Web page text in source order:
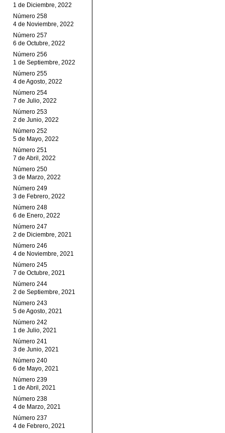
1 de Diciembre, 2022
Número 258
4 de Noviembre, 2022
Número 257
6 de Octubre, 2022
Número 256
1 de Septiembre, 2022
Número 255
4 de Agosto, 2022
Número 254
7 de Julio, 2022
Número 253
2 de Junio, 2022
Número 252
5 de Mayo, 2022
Número 251
7 de Abril, 2022
Número 250
3 de Marzo, 2022
Número 249
3 de Febrero, 2022
Número 248
6 de Enero, 2022
Número 247
2 de Diciembre, 2021
Número 246
4 de Noviembre, 2021
Número 245
7 de Octubre, 2021
Número 244
2 de Septiembre, 2021
Número 243
5 de Agosto, 2021
Número 242
1 de Julio, 2021
Número 241
3 de Junio, 2021
Número 240
6 de Mayo, 2021
Número 239
1 de Abril, 2021
Número 238
4 de Marzo, 2021
Número 237
4 de Febrero, 2021